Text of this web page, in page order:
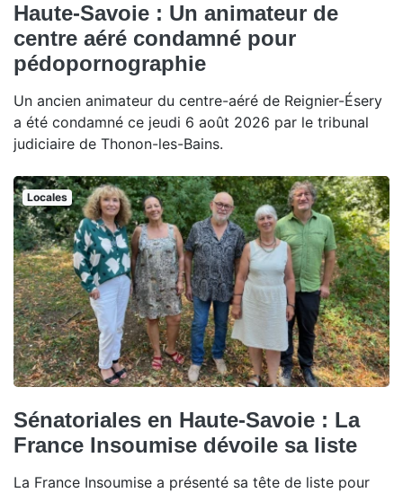
Haute-Savoie : Un animateur de
centre aéré condamné pour
pédopornographie
Un ancien animateur du centre-aéré de Reignier-Ésery
a été condamné ce jeudi 6 août 2026 par le tribunal
judiciaire de Thonon-les-Bains.
Locales
Sénatoriales en Haute-Savoie : La
France Insoumise dévoile sa liste
La France Insoumise a présenté sa tête de liste pour